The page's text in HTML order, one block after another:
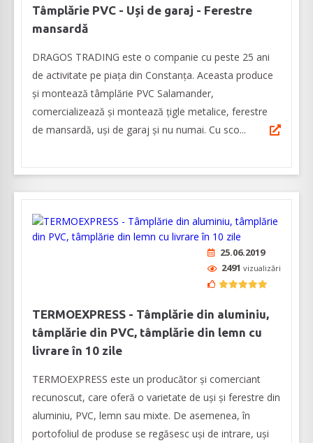
Tâmplărie PVC - Uși de garaj - Ferestre
mansardă
DRAGOS TRADING este o companie cu peste 25 ani
de activitate pe piața din Constanța. Aceasta produce
și montează tâmplărie PVC Salamander,
comercializează și montează țigle metalice, ferestre
de mansardă, uși de garaj și nu numai. Cu sco...
25.06.2019
2491 vizualizări
TERMOEXPRESS - Tâmplărie din aluminiu,
tâmplărie din PVC, tâmplărie din lemn cu
livrare în 10 zile
TERMOEXPRESS este un producător și comerciant
recunoscut, care oferă o varietate de uși și ferestre din
aluminiu, PVC, lemn sau mixte. De asemenea, în
portofoliul de produse se regăsesc uși de intrare, uși